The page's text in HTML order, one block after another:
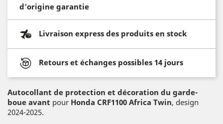
d'origine garantie
Livraison express des produits en stock
Retours et échanges possibles 14 jours
Autocollant de protection et décoration du garde-
boue avant pour Honda CRF1100 Africa Twin, design
2024-2025.